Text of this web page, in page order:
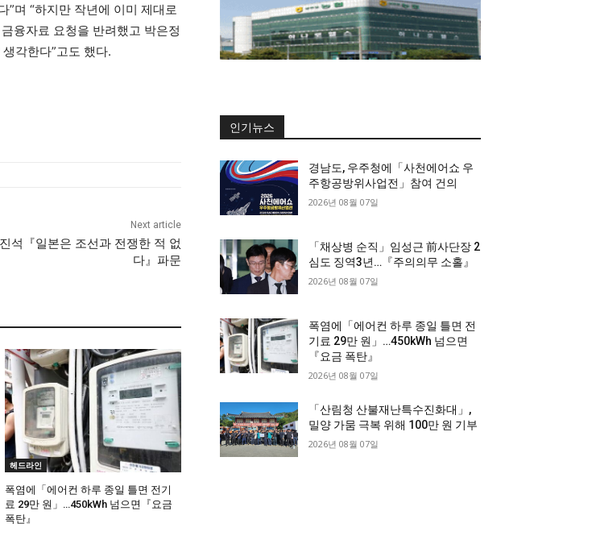
”며 “하지만 작년에 이미 제대로
융자료 요청을 반려했고 박은정
각한다”고도 했다.
Next article
석『일본은 조선과 전쟁한 적 없
다』파문
헤드라인
폭염에「에어컨 하루 종일 틀면 전기
료 29만 원」…450kWh 넘으면『요금
폭탄』
인기뉴스
경남도, 우주청에「사천에어쇼 우
주항공방위사업전」참여 건의
2026년 08월 07일
「채상병 순직」임성근 前사단장 2
심도 징역3년…『주의의무 소홀』
2026년 08월 07일
폭염에「에어컨 하루 종일 틀면 전
기료 29만 원」…450kWh 넘으면
『요금 폭탄』
2026년 08월 07일
「산림청 산불재난특수진화대」,
밀양 가뭄 극복 위해 100만 원 기부
2026년 08월 07일